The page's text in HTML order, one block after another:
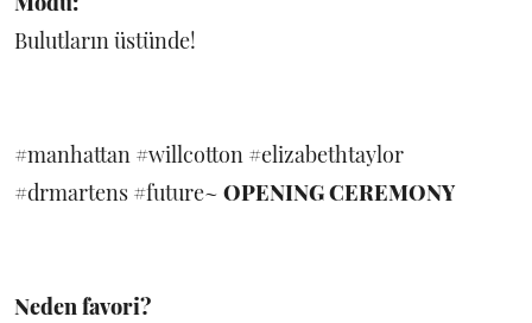
Bulutların üstünde!
#manhattan #willcotton #elizabethtaylor
#drmartens #future~ OPENING CEREMONY
Neden favori?